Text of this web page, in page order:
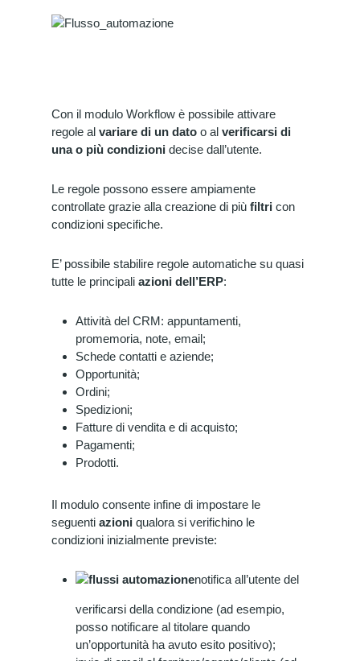
Con il modulo Workflow è possibile attivare
regole alvariare di un dato o alverificarsi di
una o più condizioni decise dall’utente.
Le regole possono essere ampiamente
controllate grazie alla creazione di piùfiltri con
condizioni specifiche.
E’ possibile stabilire regole automatiche su quasi
tutte le principaliazioni dell’ERP:
Attività del CRM: appuntamenti,
promemoria, note, email;
Schede contatti e aziende;
Opportunità;
Ordini;
Spedizioni;
Fatture di vendita e di acquisto;
Pagamenti;
Prodotti.
Il modulo consente infine di impostare le
seguentiazioni qualora si verifichino le
condizioni inizialmente previste:
notifica all’utente del
verificarsi della condizione (ad esempio,
posso notificare al titolare quando
un’opportunità ha avuto esito positivo);